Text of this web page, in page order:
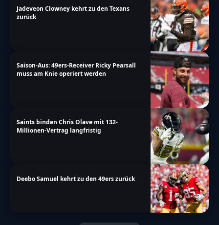
Jadeveon Clowney kehrt zu den Texans
zurück
Saison-Aus: 49ers-Receiver Ricky Pearsall
muss am Knie operiert werden
Saints binden Chris Olave mit 132-
Millionen-Vertrag langfristig
Deebo Samuel kehrt zu den 49ers zurück